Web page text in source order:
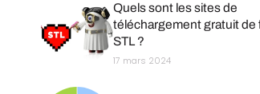
Quels sont les sites de
téléchargement gratuit de
STL ?
17 mars 2024